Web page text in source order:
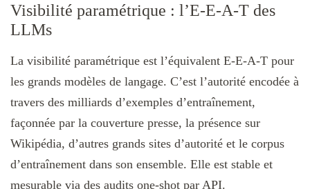
Visibilité paramétrique : l’E-E-A-T des
LLMs
La visibilité paramétrique est l’équivalent E-E-A-T pour
les grands modèles de langage. C’est l’autorité encodée à
travers des milliards d’exemples d’entraînement,
façonnée par la couverture presse, la présence sur
Wikipédia, d’autres grands sites d’autorité et le corpus
d’entraînement dans son ensemble. Elle est stable et
mesurable via des audits one-shot par API.